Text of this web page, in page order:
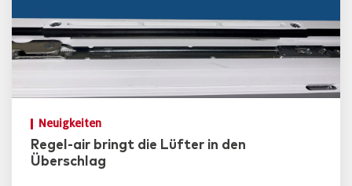
Neuigkeiten
Regel-air bringt die Lüfter in den
Überschlag